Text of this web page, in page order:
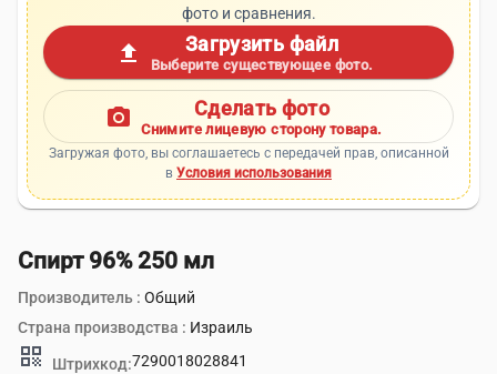
фото и сравнения.
upload Загрузить файл
Выберите существующее фото.
photo_camera Сделать фото
Снимите лицевую сторону товара.
Загружая фото, вы соглашаетесь с передачей прав, описанной
в Условия использования
Спирт 96% 250 мл
Производитель : Общий
Страна производства : Израиль
qr_code Штрихкод:7290018028841